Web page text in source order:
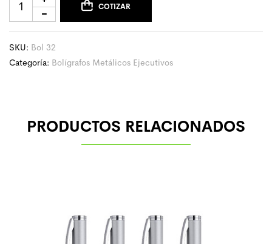
COTIZAR
SKU: Bol 32
Categoría: Bolígrafos Metálicos Ejecutivos
PRODUCTOS RELACIONADOS